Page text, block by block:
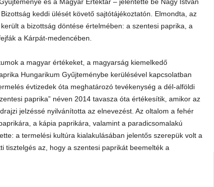
keddi ülését követő sajtótájékoztatón. Elmondta, az
a bizottság döntése értelmében: a szentesi paprika, a
a Kárpát-medencében.
a magyar értékeket, a magyarság kiemelkedő
Hungarikum Gyűjteménybe kerülésével kapcsolatban
évtizedek óta meghatározó tevékenység a dél-alföldi
paprika” néven 2014 tavasza óta értékesítik, amikor az
jelzéssé nyilvánította az elnevezést. Az oltalom a fehér
a kápia paprikára, valamint a paradicsomalakú
a termelési kultúra kialakulásában jelentős szerepük volt a
tisztelgés az, hogy a szentesi paprikát beemelték a